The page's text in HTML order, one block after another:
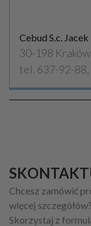
Cebud S.c.
30-198
tel. 637-92-
Chcesz zamówić
więcej szczegółów?
Skorzystaj z